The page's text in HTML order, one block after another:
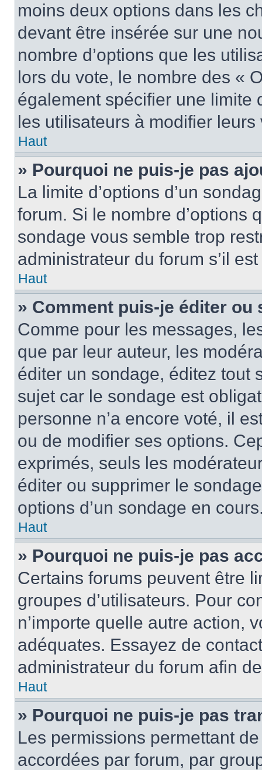
moins deux options dans les
devant être insérée sur une
nombre d’options que les
lors du vote, le nombre des «
également spécifier une limite
les utilisateurs à modifier leurs
Haut
» Pourquoi ne puis-je pas
La limite d’options d’un
forum. Si le nombre d’options
sondage vous semble trop
administrateur du forum s’il
Haut
» Comment puis-je éditer ou
Comme pour les messages,
que par leur auteur, les
éditer un sondage, éditez tout
sujet car le sondage est
personne n’a encore voté, il
ou de modifier ses options.
exprimés, seuls les
éditer ou supprimer le
options d’un sondage en
Haut
» Pourquoi ne puis-je pas
Certains forums peuvent être
groupes d’utilisateurs. Pour
n’importe quelle autre action,
adéquates. Essayez de
administrateur du forum afin
Haut
» Pourquoi ne puis-je pas
Les permissions permettant
accordées par forum, par